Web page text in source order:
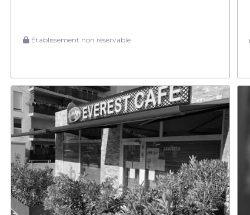
Établissement non réservable